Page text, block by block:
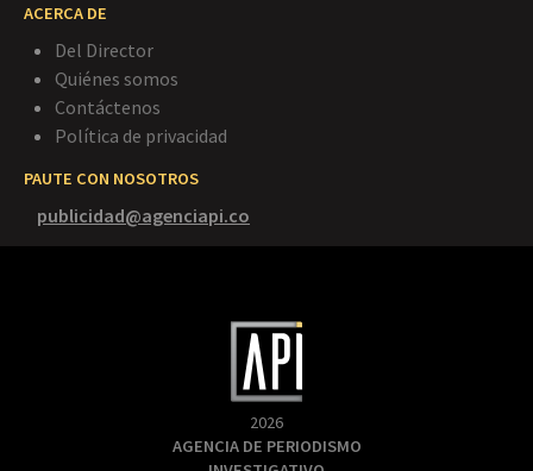
ACERCA DE
Del Director
Quiénes somos
Contáctenos
Política de privacidad
PAUTE CON NOSOTROS
publicidad@agenciapi.co
2026
AGENCIA DE PERIODISMO